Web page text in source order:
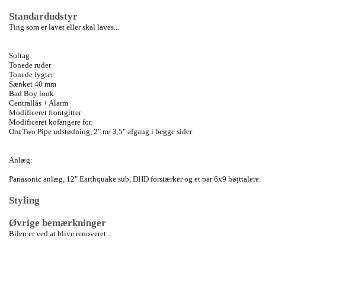
Standardudstyr
Ting som er lavet eller skal laves...
Soltag
Tonede ruder
Tonede lygter
Sænket 40 mm
Bad Boy look
Centrallås + Alarm
Modificeret frontgitter
Modificeret kofangere for.
OneTwo Pipe udstødning, 2" m/ 3,5" afgang i begge sider
Anlæg:
Panasonic anlæg, 12" Earthquake sub, DHD forstærker og et par 6x9 højttalere.
Styling
Øvrige bemærkninger
Bilen er ved at blive renoveret...